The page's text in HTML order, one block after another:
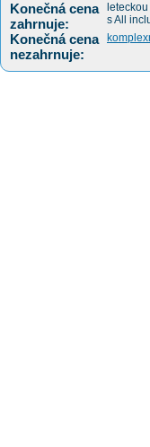
Konečná cena
zahrnuje:
s All
Konečná cena
nezahrnuje: